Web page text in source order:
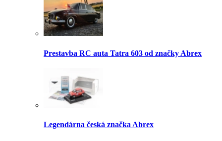
Prestavba RC auta Tatra 603 od značky Abrex
Legendárna česká značka Abrex